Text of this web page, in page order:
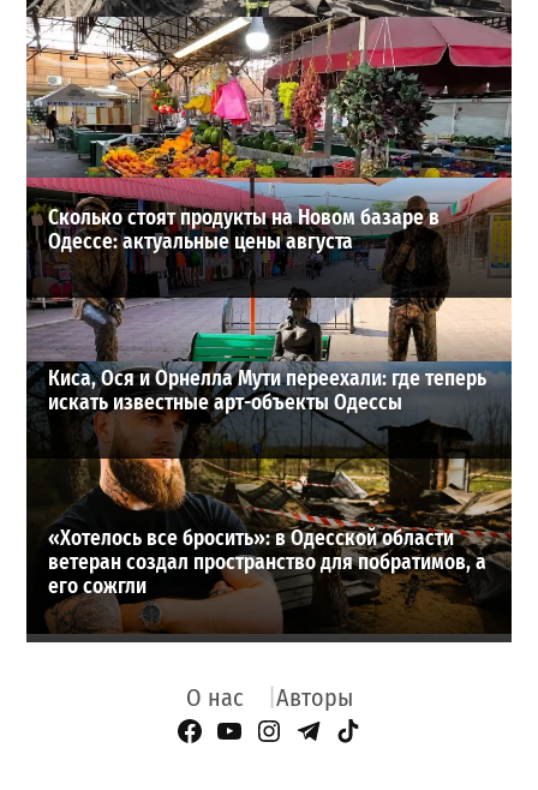
В Одессе выросло число пострадавших после атаки
реактивных дронов (фото)
2
2026-07-24
ВИБОР РЕДАКЦИИ
Сколько стоят продукты на Новом базаре в
Одессе: актуальные цены августа
Киса, Ося и Орнелла Мути переехали: где теперь
искать известные арт-объекты Одессы
«Хотелось все бросить»: в Одесской области
ветеран создал пространство для побратимов, а
его сожгли
О нас Авторы
Facebook Page
YouTube
Instagram
Telegram
TikTok